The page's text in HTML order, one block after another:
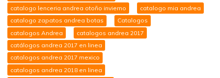
catalogo lenceria andrea otoño invierno
catalogo mia andrea
catalogo zapatos andrea botas
Catalogos
catalogos Andrea
catalogos andrea 2017
catálogos andrea 2017 en linea
catalogos andrea 2017 mexico
catalogos andrea 2018 en linea